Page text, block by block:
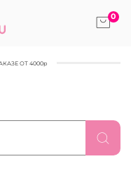
0
ОТ 4000р